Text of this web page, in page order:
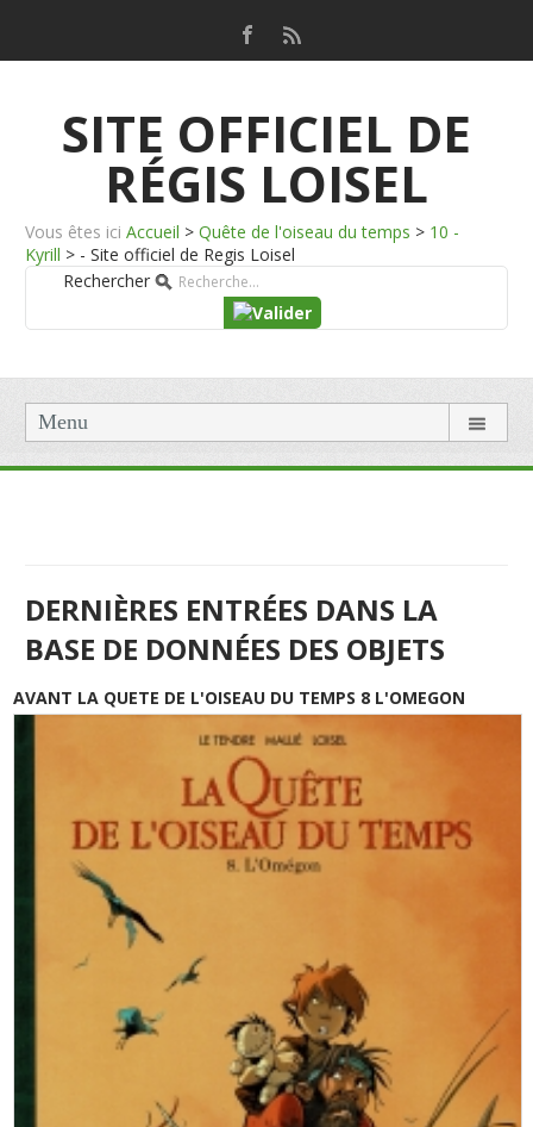
SITE OFFICIEL DE
RÉGIS LOISEL
Vous êtes ici Accueil > Quête de l'oiseau du temps > 10 -
Kyrill > - Site officiel de Regis Loisel
Rechercher
Menu
DERNIÈRES ENTRÉES DANS LA
BASE DE DONNÉES DES OBJETS
AVANT LA QUETE DE L'OISEAU DU TEMPS 8 L'OMEGON